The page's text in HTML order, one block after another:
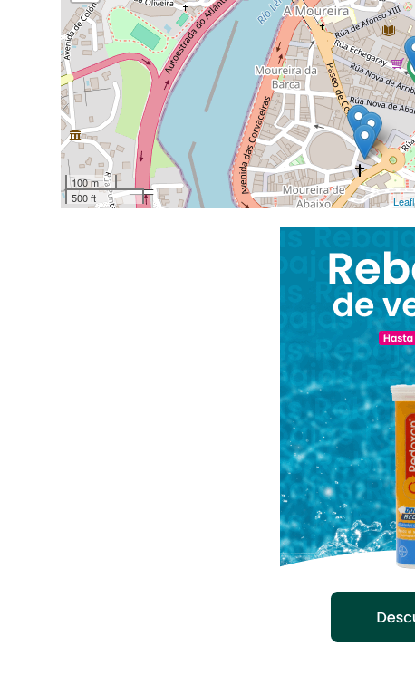
100 m
500 ft